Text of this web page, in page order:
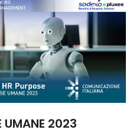
UMANE 2023